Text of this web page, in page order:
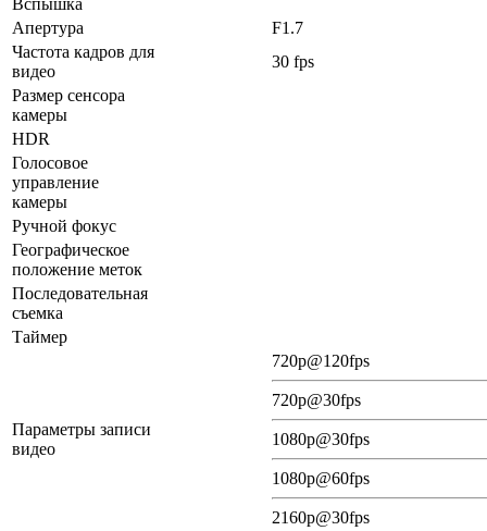
Вспышка
Апертура
F1.7
Частота кадров для
видео
30 fps
Размер сенсора
камеры
HDR
Голосовое
управление
камеры
Ручной фокус
Географическое
положение меток
Последовательная
съемка
Таймер
Параметры записи
видео
720p@120fps
720p@30fps
1080p@30fps
1080p@60fps
2160p@30fps